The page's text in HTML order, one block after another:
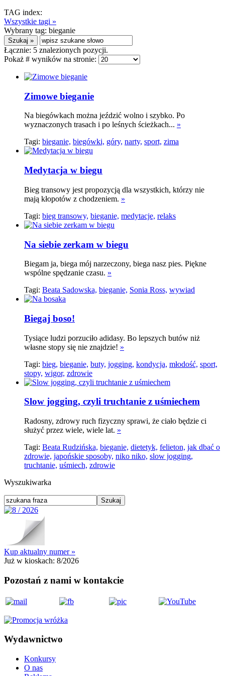
TAG index:
Wszystkie tagi »
Wybrany tag: bieganie
Łącznie: 5 znalezionych pozycji.
Pokaż # wyników na stronie:
Zimowe bieganie
Na biegówkach można jeździć wolno i szybko. Po
wyznaczonych trasach i po leśnych ścieżkach... »
Tagi: bieganie, biegówki, góry, narty, sport, zima
Medytacja w biegu
Bieg transowy jest propozycją dla wszystkich, którzy nie
mają kłopotów z chodzeniem. »
Tagi: bieg transowy, bieganie, medytacje, relaks
Na siebie zerkam w biegu
Biegam ja, biega mój narzeczony, biega nasz pies. Piękne
wspólne spędzanie czasu. »
Tagi: Beata Sadowska, bieganie, Sonia Ross, wywiad
Biegaj boso!
Tysiące ludzi porzuciło adidasy. Bo lepszych butów niż
własne stopy się nie znajdzie! »
Tagi: bieg, bieganie, buty, jogging, kondycja, młodość, sport,
stopy, wigor, zdrowie
Slow jogging, czyli truchtanie z uśmiechem
Radosny, zdrowy ruch fizyczny sprawi, że ciało będzie ci
służyć przez wiele, wiele lat. »
Tagi: Beata Rudzińska, bieganie, dietetyk, felieton, jak dbać o
zdrowie, japońskie sposoby, niko niko, slow jogging,
truchtanie, uśmiech, zdrowie
Wyszukiwarka
Kup aktualny numer »
Już w kioskach: 8/2026
Pozostań z nami w kontakcie
Wydawnictwo
Konkursy
O nas